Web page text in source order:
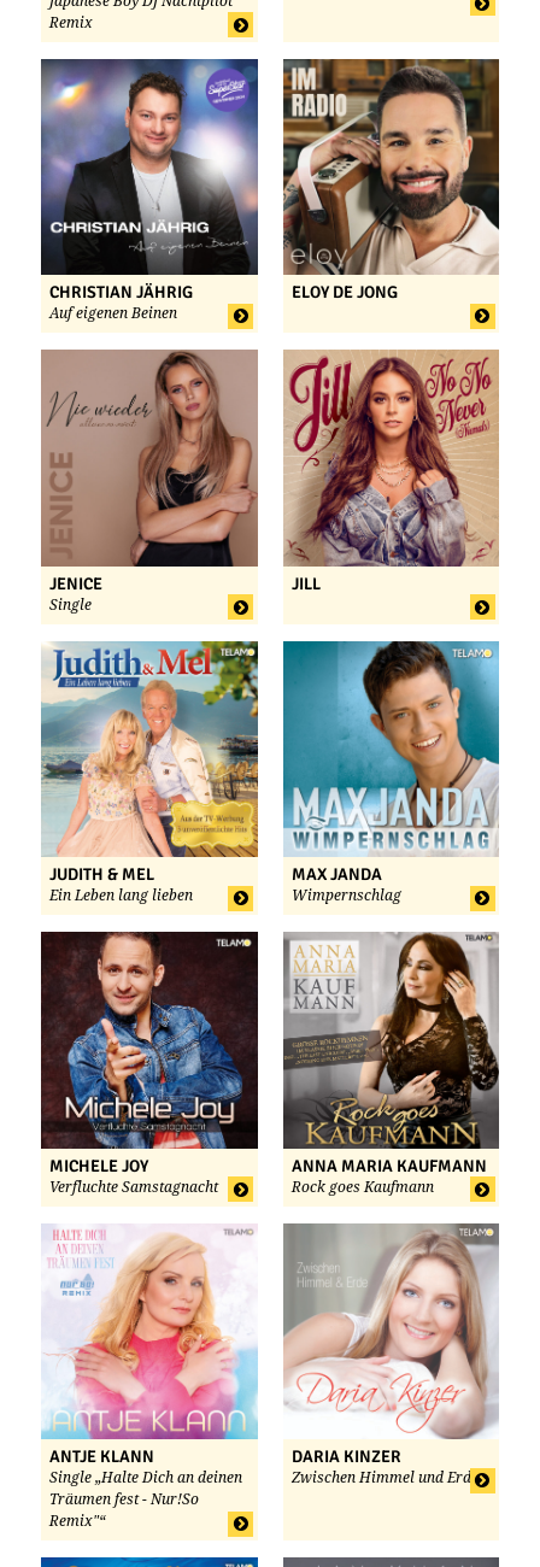
Remix
CHRISTIAN JÄHRIG
Auf eigenen Beinen
ELOY DE JONG
JENICE
Single
JILL
JUDITH & MEL
Ein Leben lang lieben
MAX JANDA
Wimpernschlag
MICHELE JOY
Verfluchte Samstagnacht
ANNA MARIA KAUFMANN
Rock goes Kaufmann
ANTJE KLANN
Single „Halte Dich an deinen
Träumen fest - Nur!So
Remix"“
DARIA KINZER
Zwischen Himmel und Erde